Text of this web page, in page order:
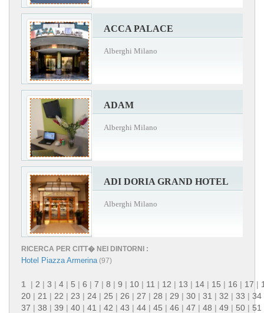
ACCA PALACE
Alberghi Milano
ADAM
Alberghi Milano
ADI DORIA GRAND HOTEL
Alberghi Milano
RICERCA PER CITT� NEI DINTORNI :
Hotel Piazza Armerina(97)
1 | 2 | 3 | 4 | 5 | 6 | 7 | 8 | 9 | 10 | 11 | 12 | 13 | 14 | 15 | 16 | 17 |
20 | 21 | 22 | 23 | 24 | 25 | 26 | 27 | 28 | 29 | 30 | 31 | 32 | 33 | 34
37 | 38 | 39 | 40 | 41 | 42 | 43 | 44 | 45 | 46 | 47 | 48 | 49 | 50 | 51